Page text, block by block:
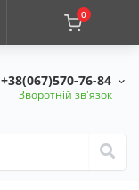
0
+38(067)570-76-84
Зворотній зв'язок